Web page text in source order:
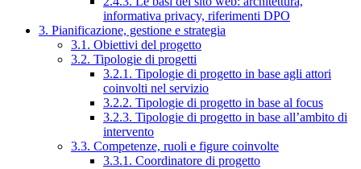
informativa privacy, riferimenti DPO
3. Pianificazione, gestione e strategia
3.1. Obiettivi del progetto
3.2. Tipologie di progetti
3.2.1. Tipologie di progetto in base agli attori
coinvolti nel servizio
3.2.2. Tipologie di progetto in base al focus
3.2.3. Tipologie di progetto in base all’ambito di
intervento
3.3. Competenze, ruoli e figure coinvolte
3.3.1. Coordinatore di progetto